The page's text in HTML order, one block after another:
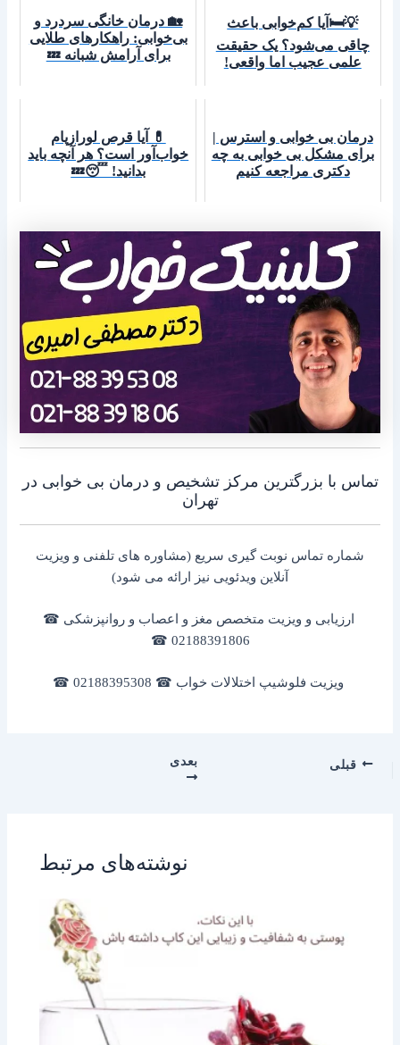
💡🛏️آیا کم‌خوابی باعث
چاقی می‌شود؟ یک حقیقت
علمی عجیب اما واقعی!
🏡 درمان خانگی سردرد و
بی‌خوابی: راهکارهای طلایی
برای آرامش شبانه 💤
درمان بی خوابی و استرس |
برای مشکل بی خوابی به چه
دکتری مراجعه کنیم
💊 آیا قرص لورازپام
خواب‌آور است؟ هر آنچه باید
بدانید! 😴💤
تماس با بزرگترین مرکز تشخیص و درمان بی خوابی در
تهران
شماره تماس نوبت گیری سریع (مشاوره های تلفنی و ویزیت
آنلاین ویدئویی نیز ارائه می شود)
ارزیابی و ویزیت متخصص مغز و اعصاب و روانپزشکی ☎
02188391806 ☎
ویزیت فلوشیپ اختلالات خواب ☎ 02188395308 ☎
قبلی بعدی
نوشته‌های مرتبط